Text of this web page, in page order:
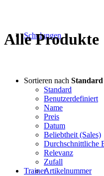
Schulungen
Trainer
Alle Produkte
Sortieren nach Standard
Standard
Benutzerdefiniert
Name
Preis
Datum
Beliebtheit (Sales)
Durchschnittliche
Relevanz
Zufall
Artikelnummer